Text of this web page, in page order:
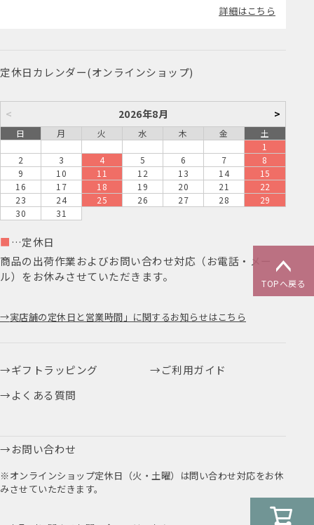
TOPへ戻る
詳細はこちら
定休日カレンダー(オンラインショップ)
< 2026年8月 >
日 月 火 水 木 金
土
1
2
3 4 5 6 7
8
9
10 11 12 13 14
15
16
17 18 19 20 21
22
23
24 25 26 27 28
29
30
31
■ …定休日
商品の出荷作業およびお問い合わせ対応（お電話・メー
ル）をお休みさせていただきます。
実店舗の定休日と営業時間」に関するお知らせはこちら
ギフトラッピング
ご利用ガイド
よくある質問
お問い合わせ
※オンラインショップ定休日（火・土曜）は問い合わせ対応をお休
みさせていただきます。